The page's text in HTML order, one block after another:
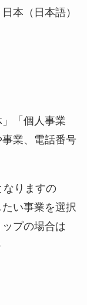
本（日本語）
「個人事業
業、電話番号
なりますの
い事業を選択
プの場合は